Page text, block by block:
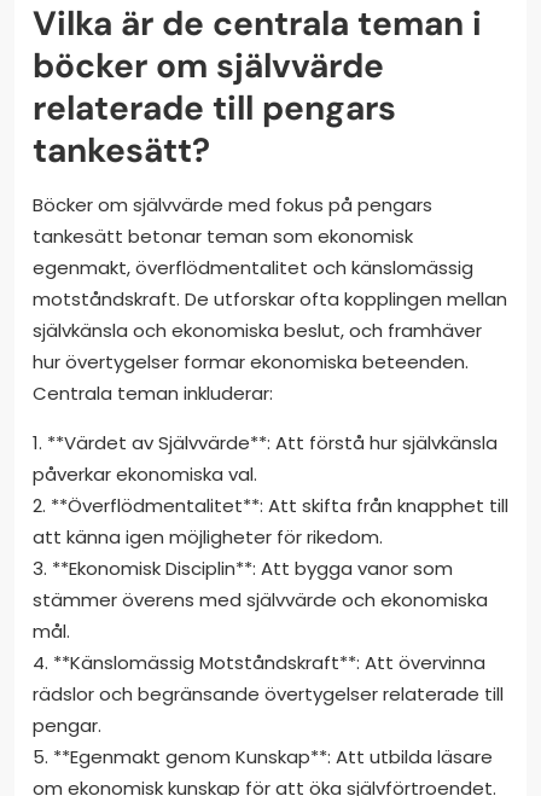
Vilka är de centrala teman i
böcker om självvärde
relaterade till pengars
tankesätt?
Böcker om självvärde med fokus på pengars
tankesätt betonar teman som ekonomisk
egenmakt, överflödmentalitet och känslomässig
motståndskraft. De utforskar ofta kopplingen mellan
självkänsla och ekonomiska beslut, och framhäver
hur övertygelser formar ekonomiska beteenden.
Centrala teman inkluderar:
1. **Värdet av Självvärde**: Att förstå hur självkänsla
påverkar ekonomiska val.
2. **Överflödmentalitet**: Att skifta från knapphet till
att känna igen möjligheter för rikedom.
3. **Ekonomisk Disciplin**: Att bygga vanor som
stämmer överens med självvärde och ekonomiska
mål.
4. **Känslomässig Motståndskraft**: Att övervinna
rädslor och begränsande övertygelser relaterade till
pengar.
5. **Egenmakt genom Kunskap**: Att utbilda läsare
om ekonomisk kunskap för att öka självförtroendet.